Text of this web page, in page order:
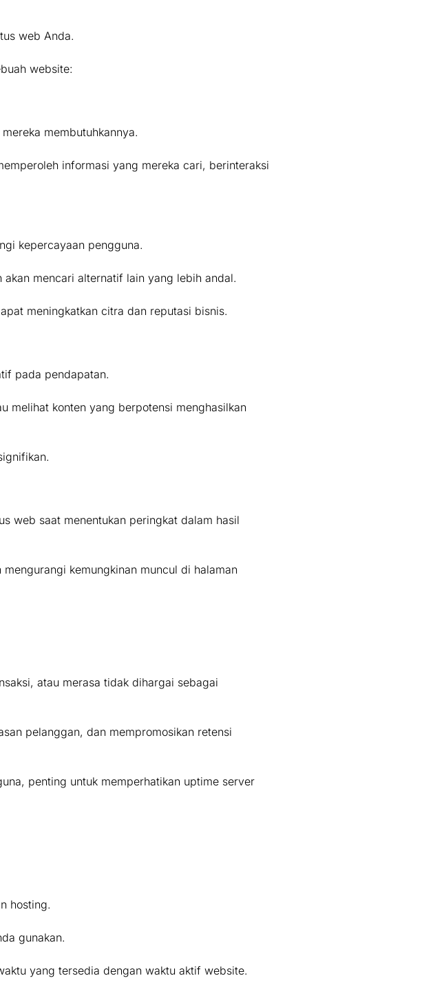
web Anda.
website:
membutuhkannya.
informasi yang mereka cari, berinteraksi
kepercayaan pengguna.
mencari alternatif lain yang lebih andal.
meningkatkan citra dan reputasi bisnis.
pada pendapatan.
melihat konten yang berpotensi menghasilkan
web saat menentukan peringkat dalam hasil
kemungkinan muncul di halaman
atau merasa tidak dihargai sebagai
pelanggan, dan mempromosikan retensi
penting untuk memperhatikan uptime server
hosting.
gunakan.
yang tersedia dengan waktu aktif website.